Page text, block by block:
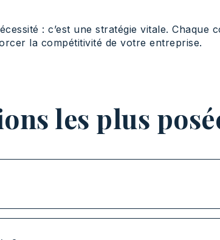
: c’est une stratégie vitale.
la compétitivité de votre entreprise.
les plus